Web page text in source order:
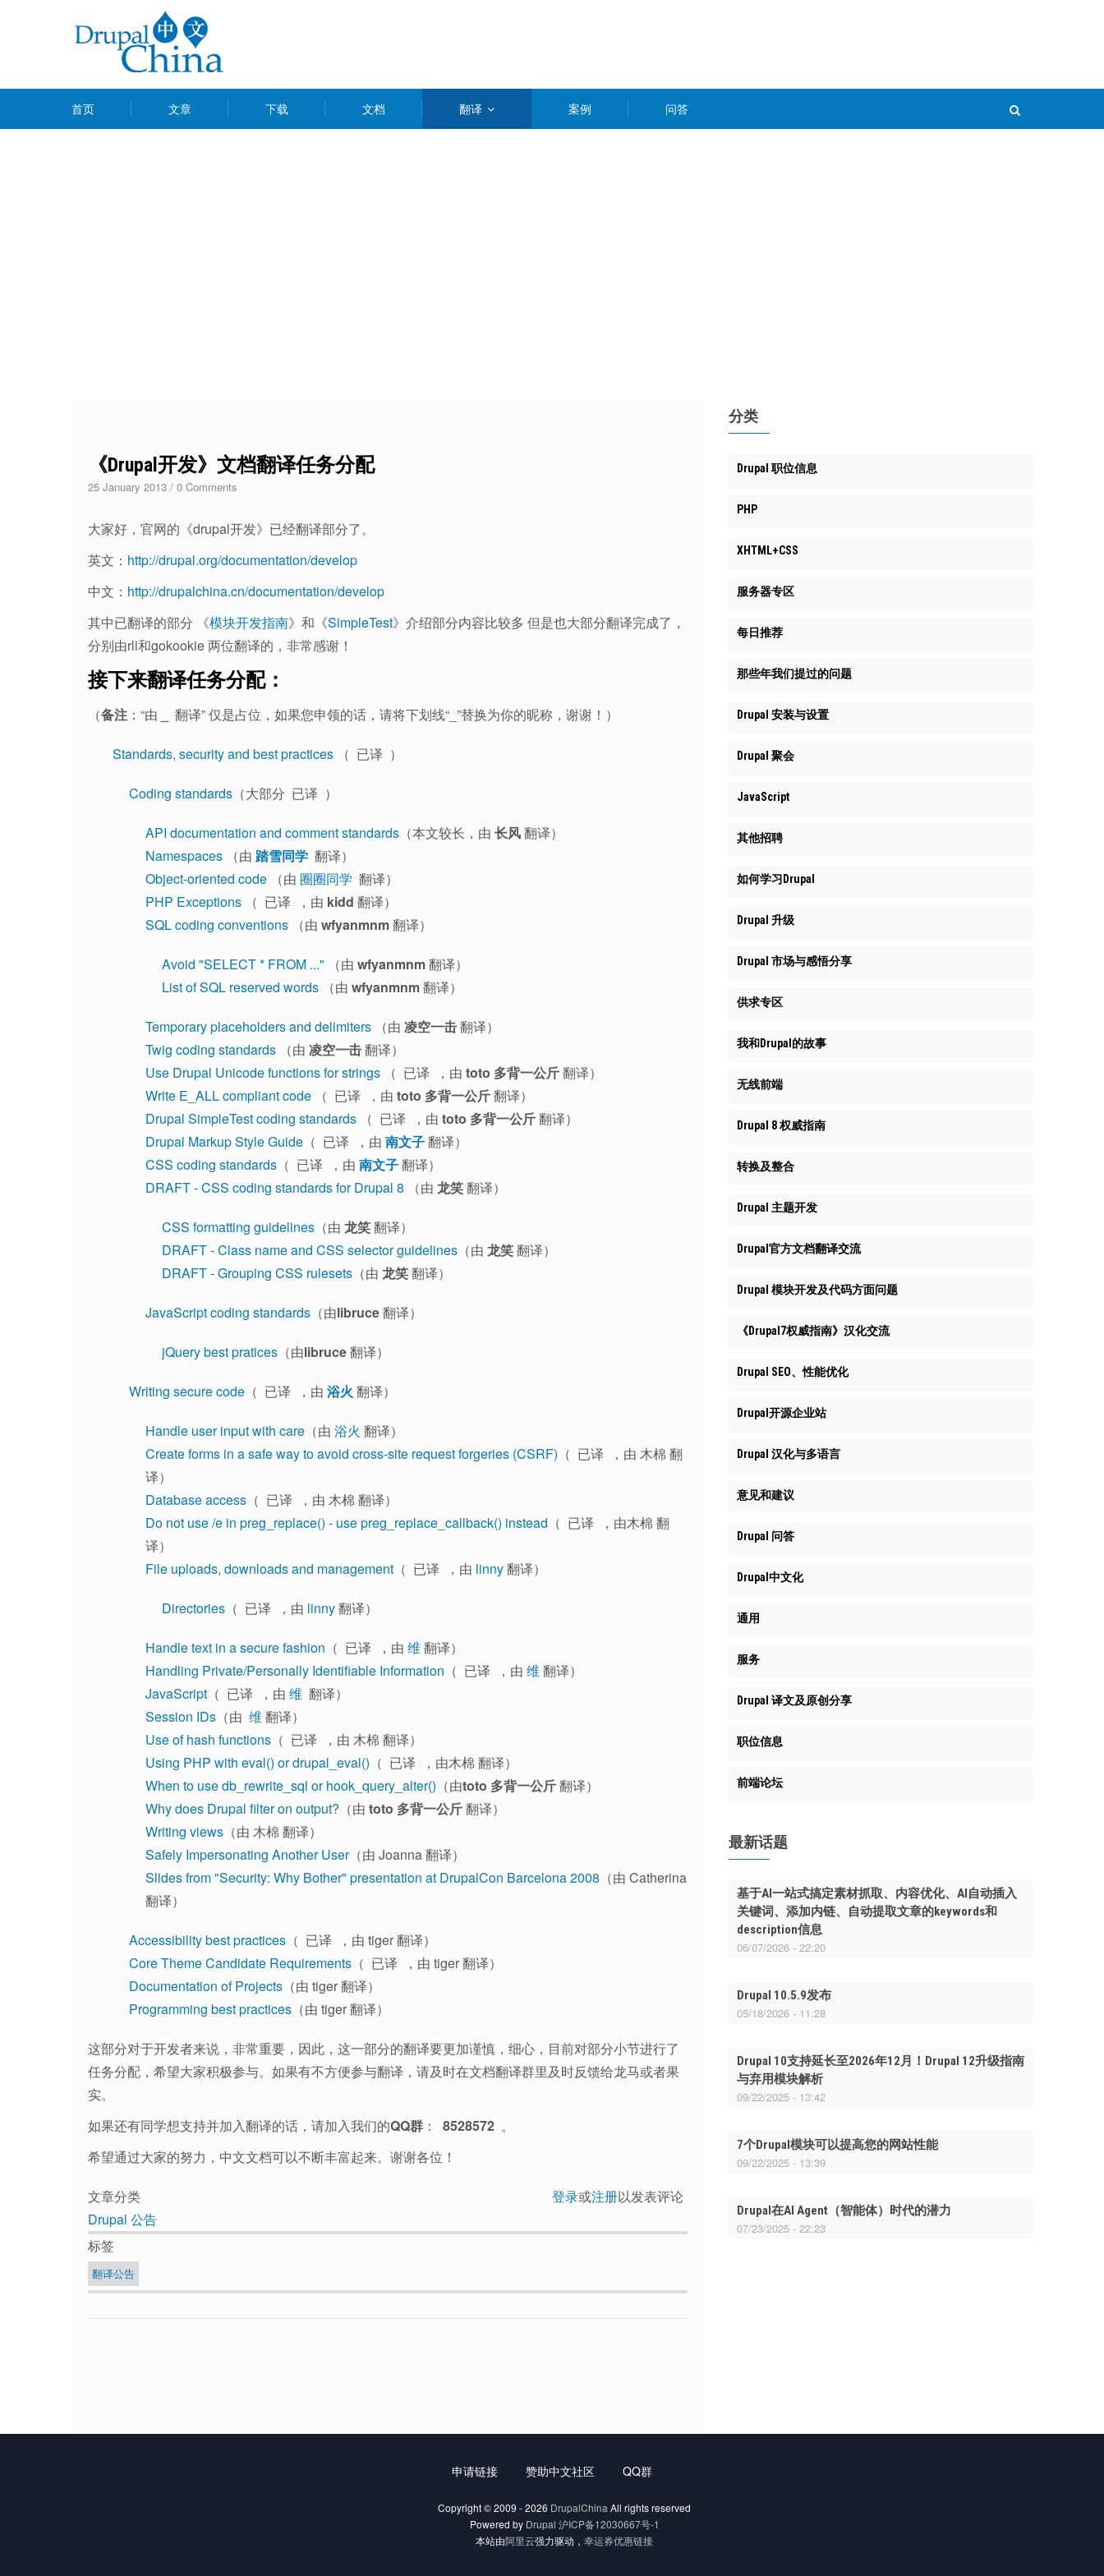
内
MENU
首页 文章 下载 文档 翻译 案例 问答
《Drupal开发》文档翻译任务分配
25 January 2013 / 0 Comments
大家好，官网的《drupal开发》已经翻译部分了。
英文： http://drupal.org/documentation/develop
中文： http://drupalchina.cn/documentation/develop
其中已翻译的部分 《模块开发指南》和《SimpleTest》介绍部分内容比较多 但是也大部分翻译完成了，
分别由rli和gokookie 两位翻译的，非常感谢！
接下来翻译任务分配：
（备注 ：“由 翻译” 仅是占位，如果您申领的话，请将下划线“_”替换为你的昵称，谢谢！）
Standards, security and best practices （ 已译 ）
Coding standards （大部分 已译 ）
API documentation and comment standards （本文较长，由 长风翻译）
Namespaces （由 踏雪同学 翻译）
Object-oriented code （由 圈圈同学 翻译）
PHP Exceptions （ 已译 ，由 kidd 翻译）
SQL coding conventions （由 wfyanmnm翻译）
Avoid "SELECT * FROM ..." （由 wfyanmnm翻译）
List of SQL reserved words （由 wfyanmnm翻译）
Temporary placeholders and delimiters （由 凌空一击翻译）
Twig coding standards （由 凌空一击翻译）
Use Drupal Unicode functions for strings （ 已译 ，由 toto 多背一公斤翻译）
Write E_ALL compliant code （ 已译 ，由 toto 多背一公斤翻译）
Drupal SimpleTest coding standards （ 已译 ，由 toto 多背一公斤翻译）
Drupal Markup Style Guide （ 已译 ，由 南文子翻译）
CSS coding standards （ 已译 ，由 南文子翻译）
DRAFT - CSS coding standards for Drupal 8 （由 龙笑翻译）
CSS formatting guidelines （由 龙笑翻译）
DRAFT - Class name and CSS selector guidelines （由 龙笑翻译）
DRAFT - Grouping CSS rulesets （由 龙笑翻译）
JavaScript coding standards （由libruce翻译）
jQuery best pratices （由libruce翻译）
Writing secure code （ 已译 ，由 浴火 翻译）
Handle user input with care （由 浴火 翻译）
Create forms in a safe way to avoid cross-site request forgeries (CSRF) （ 已译 ，由 木棉 翻
译）
Database access （ 已译 ，由 木棉 翻译）
Do not use /e in preg_replace() - use preg_replace_callback() instead （ 已译 ，由木棉 翻
译）
File uploads, downloads and management （ 已译 ，由 linny翻译）
Directories （ 已译 ，由 linny翻译）
Handle text in a secure fashion （ 已译 ，由 维 翻译）
Handling Private/Personally Identifiable Information （ 已译 ，由 维 翻译）
JavaScript （ 已译 ，由 维 翻译）
Session IDs （由 维 翻译）
Use of hash functions （ 已译 ，由 木棉 翻译）
Using PHP with eval() or drupal_eval() （ 已译 ，由木棉 翻译）
When to use db_rewrite_sql or hook_query_alter() （由toto 多背一公斤翻译）
Why does Drupal filter on output? （由 toto 多背一公斤翻译）
Writing views （由 木棉 翻译）
Safely Impersonating Another User（由 Joanna 翻译）
Slides from "Security: Why Bother" presentation at DrupalCon Barcelona 2008 （由 Catherina
翻译）
Accessibility best practices （ 已译 ，由 tiger 翻译）
Core Theme Candidate Requirements （ 已译 ，由 tiger 翻译）
Documentation of Projects （由 tiger 翻译）
Programming best practices （由 tiger 翻译）
这部分对于开发者来说，非常重要，因此，这一部分的翻译要更加谨慎，细心，目前对部分小节进行了
任务分配，希望大家积极参与。如果有不方便参与翻译，请及时在文档翻译群里及时反馈给龙马或者果
实。
如果还有同学想支持并加入翻译的话，请加入我们的QQ群 ： 8528572 。
希望通过大家的努力，中文文档可以不断丰富起来。谢谢各位！
登录或注册以发表评论
文章分类
Drupal 公告
标签
翻译公告
分类
Drupal 职位信息
PHP
XHTML+CSS
服务器专区
每日推荐
那些年我们提过的问题
Drupal 安装与设置
Drupal 聚会
JavaScript
其他招聘
如何学习Drupal
Drupal 升级
Drupal 市场与感悟分享
供求专区
我和Drupal的故事
无线前端
Drupal 8 权威指南
转换及整合
Drupal 主题开发
Drupal官方文档翻译交流
Drupal 模块开发及代码方面问题
《Drupal7权威指南》汉化交流
Drupal SEO、性能优化
Drupal开源企业站
Drupal 汉化与多语言
意见和建议
Drupal 问答
Drupal中文化
通用
服务
Drupal 译文及原创分享
职位信息
前端论坛
最新话题
基于AI一站式搞定素材抓取、内容优化、AI自动插入
关键词、添加内链、自动提取文章的keywords和
description信息
06/07/2026 - 22:20
Drupal 10.5.9发布
05/18/2026 - 11:28
Drupal 10支持延长至2026年12月！Drupal 12升级指南
与弃用模块解析
09/22/2025 - 13:42
7个Drupal模块可以提高您的网站性能
09/22/2025 - 13:39
Drupal在AI Agent（智能体）时代的潜力
07/23/2025 - 22:23
申请链接 赞助中文社区 QQ群
Copyright © 2009 - 2026 DrupalChina All rights reserved
Powered by Drupal 沪ICP备12030667号-1
本站由阿里云强力驱动， 幸运券优惠链接